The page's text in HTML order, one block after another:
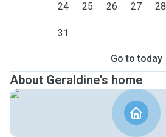
24 25 26 27 28
31
Go to today
About Geraldine's home